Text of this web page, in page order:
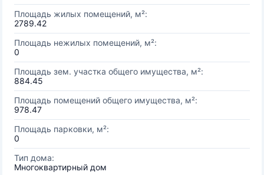
Площадь жилых помещений, м²:
2789.42
Площадь нежилых помещений, м²:
0
Площадь зем. участка общего имущества, м²:
884.45
Площадь помещений общего имущества, м²:
978.47
Площадь парковки, м²:
0
Тип дома:
Многоквартирный дом